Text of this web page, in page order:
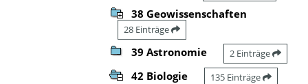
38 Geowissenschaften
28 Einträge
39 Astronomie 2 Einträge
42 Biologie 135 Einträge